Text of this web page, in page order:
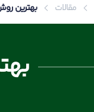
مقالات بهترین